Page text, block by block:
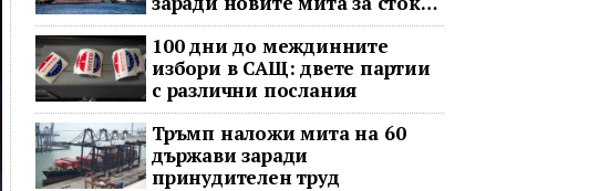
с принудителен труд
100 дни до междинните
избори в САЩ: двете партии
с различни послания
Тръмп наложи мита на 60
държави заради
принудителен труд